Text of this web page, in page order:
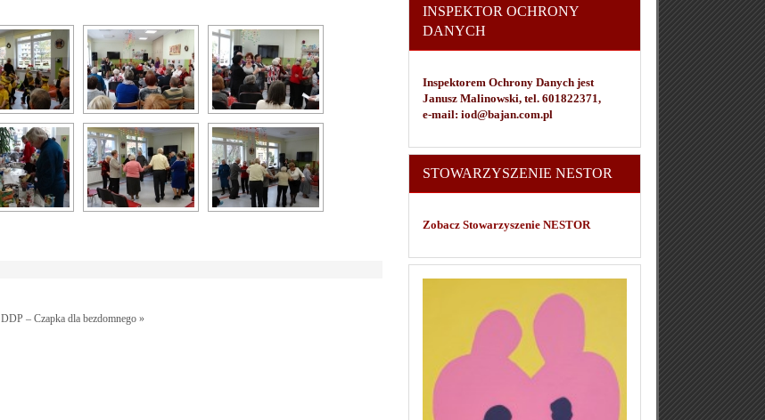
DDP – Czapka dla bezdomnego »
INSPEKTOR OCHRONY
DANYCH
Inspektorem Ochrony Danych jest
Janusz Malinowski, tel. 601822371,
e-mail: iod@bajan.com.pl
STOWARZYSZENIE NESTOR
Zobacz Stowarzyszenie NESTOR